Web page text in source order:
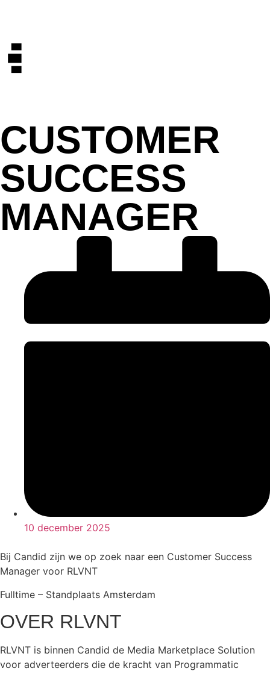
CUSTOMER
SUCCESS
MANAGER
10 december 2025
Bij Candid zijn we op zoek naar een Customer Success
Manager voor RLVNT
Fulltime – Standplaats Amsterdam
OVER RLVNT
RLVNT is binnen Candid de Media Marketplace Solution
voor adverteerders die de kracht van Programmatic